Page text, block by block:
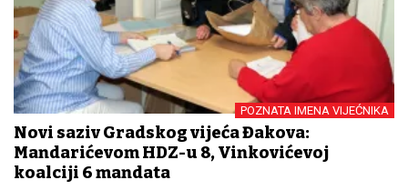
POZNATA IMENA VIJEĆNIKA
Novi saziv Gradskog vijeća Đakova:
Mandarićevom HDZ-u 8, Vinkovićevoj
koalciji 6 mandata